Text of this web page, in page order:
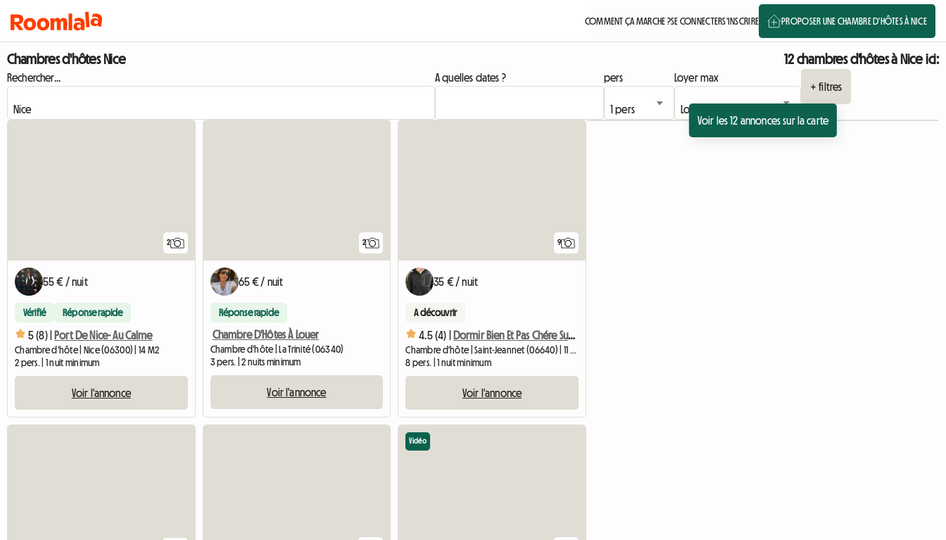
COMMENT ÇA MARCHE ?SE CONNECTERS'INSCRIRE PROPOSER UNE CHAMBRE D'HÔTES À NICE
Chambres d'hôtes Nice 12 chambres d'hôtes à Nice ici:
Rechercher... A quelles dates ? pers
Loyer max
+ filtres
Voir les 12 annonces sur la carte
2
55 € / nuit
Vérifié Réponse rapide
5 (8) | Port De Nice- Au Calme
Chambre d'hôte | Nice (06300) | 14 M2
2 pers. | 1 nuit minimum
Voir l'annonce
2
65 € / nuit
Réponse rapide
Chambre D'Hôtes À Louer
Chambre d'hôte | La Trinité (06340)
3 pers. | 2 nuits minimum
Voir l'annonce
9
35 € / nuit
A découvrir
4.5 (4) | Dormir Bien Et Pas Chére Sur La Cote D'azur
Chambre d'hôte | Saint-Jeannet (06640) | 11 M2
8 pers. | 1 nuit minimum
Voir l'annonce
Vidéo